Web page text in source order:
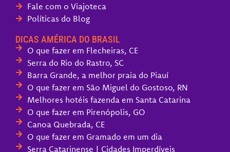
Fale com o Viajoteca
Políticas do Blog
DICAS AMÉRICA DO BRASIL
O que fazer em Flecheiras, CE
Serra do Rio do Rastro, SC
Barra Grande, a melhor praia do Piauí
O que fazer em São Miguel do Gostoso, RN
Melhores hotéis fazenda em Santa Catarina
O que fazer em Pirenópolis, GO
Canoa Quebrada, CE
O que fazer em Gramado em um dia
Serra Catarinense | Cidades Imperdíveis